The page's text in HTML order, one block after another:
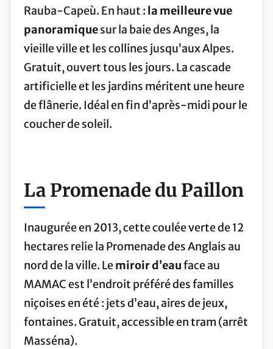
Rauba-Capeù. En haut : la meilleure vue
panoramiquesur la baie des Anges, la
vieille ville et les collines jusqu’aux Alpes.
Gratuit, ouvert tous les jours. La cascade
artificielle et les jardins méritent une heure
de flânerie. Idéal en fin d’après-midi pour le
coucher de soleil.
La Promenade du Paillon
Inaugurée en 2013, cette coulée verte de 12
hectares relie la Promenade des Anglais au
nord de la ville. Lemiroir d’eauface au
MAMAC est l’endroit préféré des familles
niçoises en été : jets d’eau, aires de jeux,
fontaines. Gratuit, accessible en tram (arrêt
Masséna).